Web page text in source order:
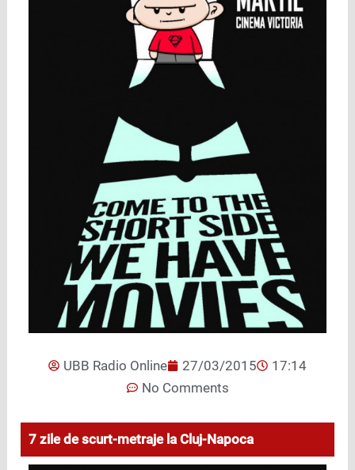
UBB Radio Online 27/03/2015
17:14
No Comments
7 zile de scurt-metraje la Cluj-Napoca